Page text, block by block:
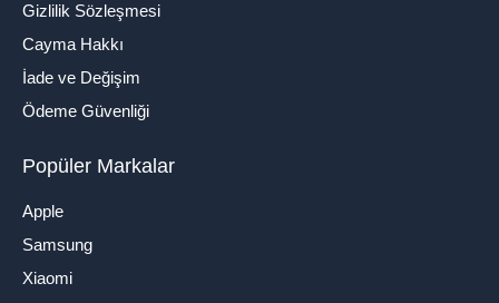
Gizlilik Sözleşmesi
Cayma Hakkı
İade ve Değişim
Ödeme Güvenliği
Popüler Markalar
Apple
Samsung
Xiaomi